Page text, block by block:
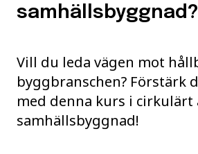
samhällsbyggnad?
Vill du leda vägen mot
byggbranschen? Förstärk
med denna kurs i
samhällsbyggnad!